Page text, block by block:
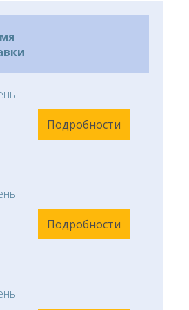
Подробности
Подробности